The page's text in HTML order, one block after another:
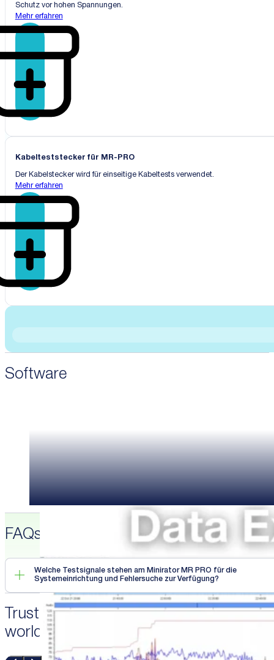
Schutz vor hohen Spannungen.
Mehr erfahren
Kabelteststecker für MR-PRO
Der Kabelstecker wird für einseitige Kabeltests verwendet.
Mehr erfahren
Software
FAQs
Welche Testsignale stehen am Minirator MR PRO für die
Systemeinrichtung und Fehlersuche zur Verfügung?
Trusted by professionals
worldwide.